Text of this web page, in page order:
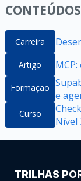
Carreira
Artigo
Formação
e
Curso
Nível
TRILHAS